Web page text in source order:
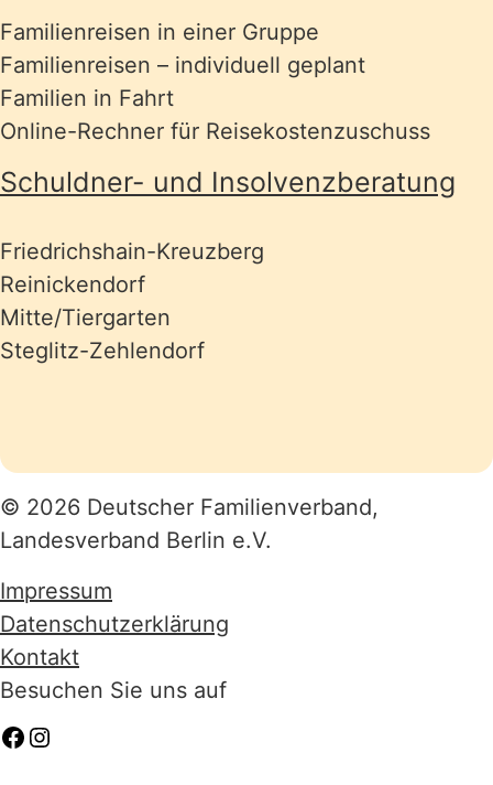
Familienreisen in einer Gruppe
Familienreisen – individuell geplant
Familien in Fahrt
Online-Rechner für Reisekostenzuschuss
Schuldner- und Insolvenzberatung
Friedrichshain-Kreuzberg
Reinickendorf
Mitte/Tiergarten
Steglitz-Zehlendorf
© 2026 Deutscher Familienverband,
Landesverband Berlin e.V.
Impressum
Datenschutzerklärung
Kontakt
Besuchen Sie uns auf
Facebook
Instagram